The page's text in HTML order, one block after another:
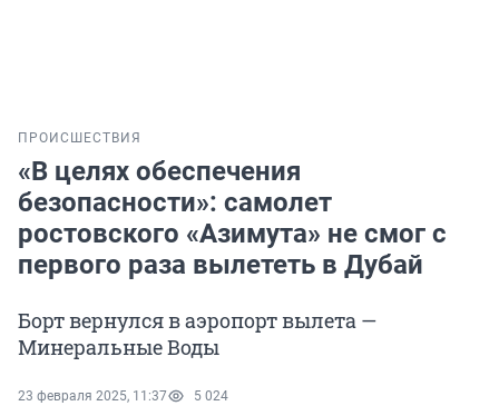
ПРОИСШЕСТВИЯ
«В целях обеспечения
безопасности»: самолет
ростовского «Азимута» не смог с
первого раза вылететь в Дубай
Борт вернулся в аэропорт вылета —
Минеральные Воды
23 февраля 2025, 11:37 5 024